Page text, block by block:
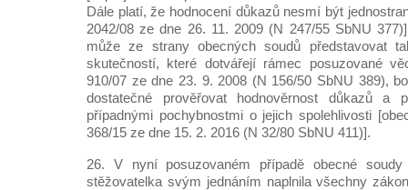
Dále platí, že hodnocení důkazů nesmí být
2042/08 ze dne 26. 11. 2009 (N 247/55 SbNU
může ze strany obecných soudů představovat
skutečností, které dotvářejí rámec posuzované
910/07 ze dne 23. 9. 2008 (N 156/50 SbNU 389),
dostatečné prověřovat hodnověrnost důkazů a
případnými pochybnostmi o jejich spolehlivosti
368/15 ze dne 15. 2. 2016 (N 32/80 SbNU 411)].
26. V nyní posuzovaném případě obecné
stěžovatelka svým jednáním naplnila všechny